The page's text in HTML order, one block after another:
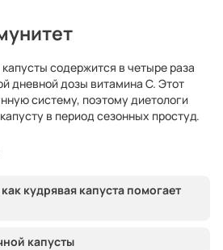
содержится в четыре раза
дневной дозы витамина C. Этот
систему, поэтому диетологи
в период сезонных простуд.
кудрявая капуста помогает
капусты